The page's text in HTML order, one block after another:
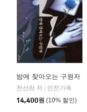
밤에 찾아오는 구원자
천선란 저
안전가옥
14,400원 (10% 할인)